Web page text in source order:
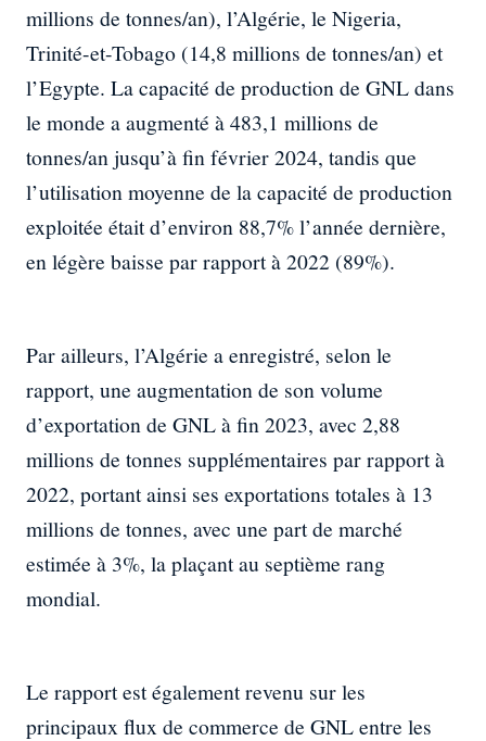
millions de tonnes/an), l’Algérie, le Nigeria,
Trinité-et-Tobago (14,8 millions de tonnes/an) et
l’Egypte. La capacité de production de GNL dans
le monde a augmenté à 483,1 millions de
tonnes/an jusqu’à fin février 2024, tandis que
l’utilisation moyenne de la capacité de production
exploitée était d’environ 88,7% l’année dernière,
en légère baisse par rapport à 2022 (89%).
Par ailleurs, l’Algérie a enregistré, selon le
rapport, une augmentation de son volume
d’exportation de GNL à fin 2023, avec 2,88
millions de tonnes supplémentaires par rapport à
2022, portant ainsi ses exportations totales à 13
millions de tonnes, avec une part de marché
estimée à 3%, la plaçant au septième rang
mondial.
Le rapport est également revenu sur les
principaux flux de commerce de GNL entre les